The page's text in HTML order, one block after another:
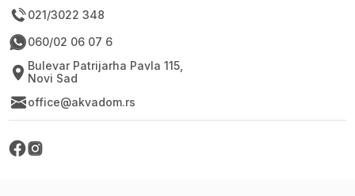
021/3022 348
060/02 06 07 6
Bulevar Patrijarha Pavla 115,
Novi Sad
office@akvadom.rs